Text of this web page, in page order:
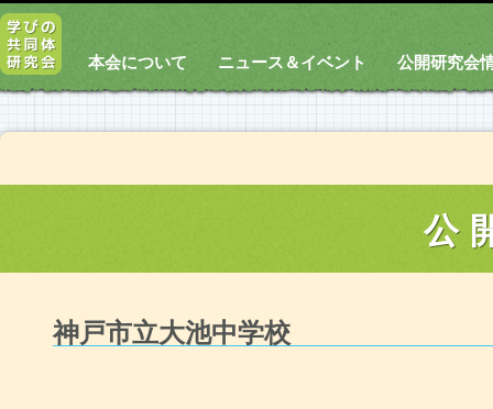
本会について ニュース＆イベント 公開研究会
公
神戸市立大池中学校